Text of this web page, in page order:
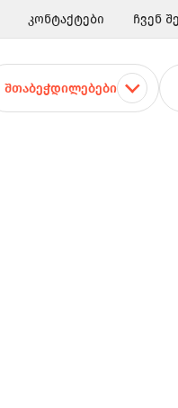
კონტაქტები ჩვენ
ᲨᲗᲐᲑᲔᲭᲓᲘᲚᲔᲑᲔᲑᲘ